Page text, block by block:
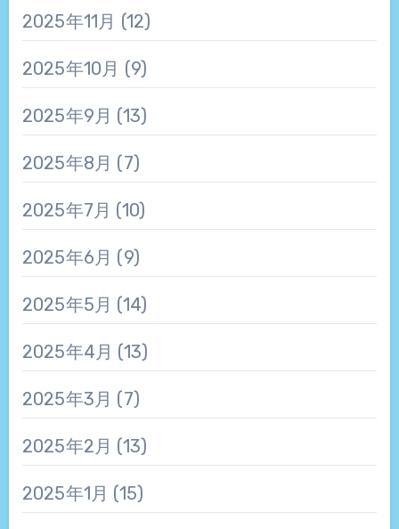
2025年11月 (12)
2025年10月 (9)
2025年9月 (13)
2025年8月 (7)
2025年7月 (10)
2025年6月 (9)
2025年5月 (14)
2025年4月 (13)
2025年3月 (7)
2025年2月 (13)
2025年1月 (15)